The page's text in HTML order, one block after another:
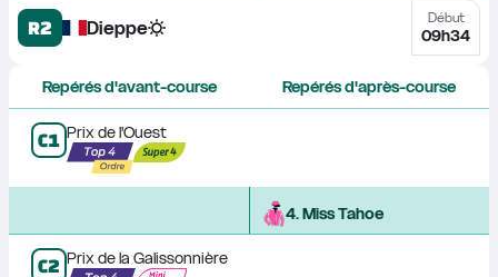
R2 Dieppe Début
09h34
Repérés d'avant-course Repérés d'après-course
C1 Prix de l'Ouest
4. Miss Tahoe
C2 Prix de la Galissonnière